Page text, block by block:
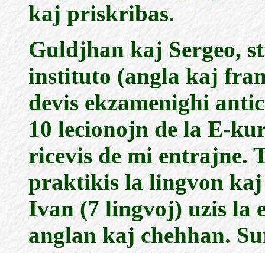
kaj priskribas.
Guldjhan kaj Sergeo,
instituto (angla kaj
devis ekzamenighi
10 lecionojn de la E-
ricevis de mi entrajne.
praktikis la lingvon
Ivan (7 lingvoj) uzis la
anglan kaj chehhan.